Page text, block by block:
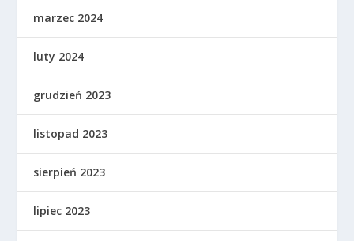
marzec 2024
luty 2024
grudzień 2023
listopad 2023
sierpień 2023
lipiec 2023